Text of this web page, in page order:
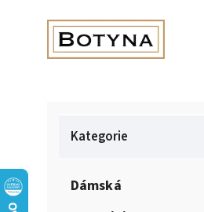
Kategorie
Dámská